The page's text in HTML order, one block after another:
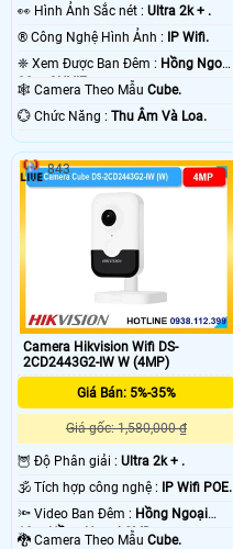
️👀 Hình Ảnh Sắc nét : Ultra 2k + .
®️ Công Nghệ Hình Ảnh : IP Wifi.
❈ Xem Được Ban Đêm : Hồng Ngoại
30m ONVIF.
🕸️ Camera Theo Mẫu Cube.
️💮 Chức Năng : Thu Âm Và Loa.
Camera Hikvision Wifi DS-
2CD2443G2-IW W (4MP)
Giá Bán: 5%-35%
Giá gốc: 1,580,000 ₫
🦉 Độ Phân giải : Ultra 2k + .
🕉️ Tích hợp công nghệ : IP Wifi POE.
🔦 Video Ban Đêm : Hồng Ngoại
10m Hồng Ngoại SMD.
🐉️ Camera Theo Mẫu Cube.
843